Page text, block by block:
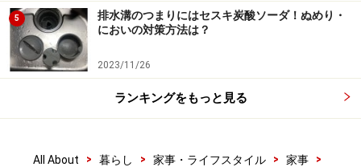
5
排水溝のつまりにはセスキ炭酸ソーダ！ぬめり・
においの対策方法は？
2023/11/26
ランキングをもっと見る
All About > 暮らし > 家事・ライフスタイル > 家事
>